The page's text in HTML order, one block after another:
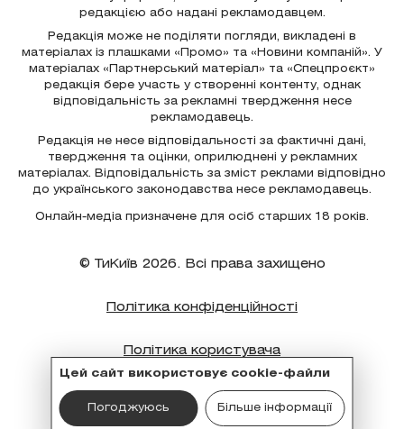
Цей сайт використовує cookie-файли
Погоджуюсь Більше інформації
редакцією або надані рекламодавцем.
Редакція може не поділяти погляди, викладені в
матеріалах із плашками «Промо» та «Новини компаній». У
матеріалах «Партнерський матеріал» та «Спецпроєкт»
редакція бере участь у створенні контенту, однак
відповідальність за рекламні твердження несе
рекламодавець.
Редакція не несе відповідальності за фактичні дані,
твердження та оцінки, оприлюднені у рекламних
матеріалах. Відповідальність за зміст реклами відповідно
до українського законодавства несе рекламодавець.
Онлайн-медіа призначене для осіб старших 18 років.
© ТиКиїв 2026. Всі права захищено
Політика конфіденційності
Політика користувача
Політика cookie